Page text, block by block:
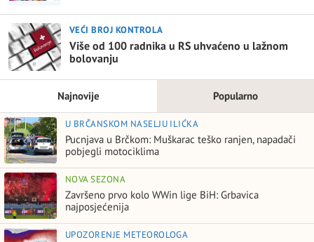
VEĆI BROJ KONTROLA
Više od 100 radnika u RS uhvaćeno u lažnom
bolovanju
Najnovije Popularno
U BRČANSKOM NASELJU ILIĆKA
Pucnjava u Brčkom: Muškarac teško ranjen, napadači
pobjegli motociklima
NOVA SEZONA
Završeno prvo kolo WWin lige BiH: Grbavica
najposjećenija
UPOZORENJE METEOROLOGA